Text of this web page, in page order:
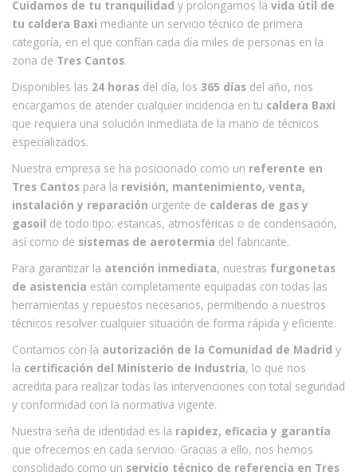
Cuidamos de tu tranquilidad y prolongamos la vida útil de
tu caldera Baxi mediante un servicio técnico de primera
categoría, en el que confían cada día miles de personas en la
zona de Tres Cantos.
Disponibles las 24 horas del día, los 365 días del año, nos
encargamos de atender cualquier incidencia en tu caldera Baxi
que requiera una solución inmediata de la mano de técnicos
especializados.
Nuestra empresa se ha posicionado como un referente en
Tres Cantos para la revisión, mantenimiento, venta,
instalación y reparación urgente de calderas de gas y
gasoil de todo tipo: estancas, atmosféricas o de condensación,
así como de sistemas de aerotermia del fabricante.
Para garantizar la atención inmediata, nuestras furgonetas
de asistencia están completamente equipadas con todas las
herramientas y repuestos necesarios, permitiendo a nuestros
técnicos resolver cualquier situación de forma rápida y eficiente.
Contamos con la autorización de la Comunidad de Madrid y
la certificación del Ministerio de Industria, lo que nos
acredita para realizar todas las intervenciones con total seguridad
y conformidad con la normativa vigente.
Nuestra seña de identidad es la rapidez, eficacia y garantía
que ofrecemos en cada servicio. Gracias a ello, nos hemos
consolidado como un servicio técnico de referencia en Tres